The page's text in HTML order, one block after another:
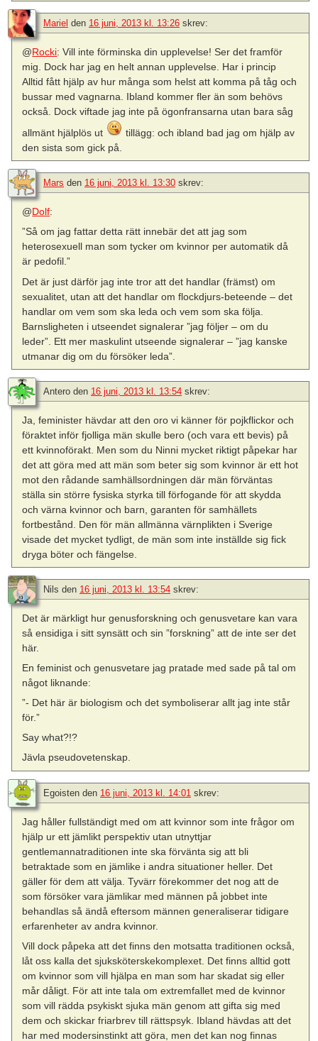
Mariel den 16 juni, 2013 kl. 13:26 skrev:
@Rocki: Vill inte förminska din upplevelse! Ser det framför
mig. Dock har jag en helt annan upplevelse. Har i princip
Alltid fått hjälp av hur många som helst att komma på tåg och
bussar med vagnarna. Ibland kommer fler än som behövs
också. Dock viftade jag inte på ögonfransarna utan bara såg
allmänt hjälplös ut
tillägg: och ibland bad jag om hjälp av
den sista som gick på.
Mars den 16 juni, 2013 kl. 13:30 skrev:
@Dolf:
”Så om jag fattar detta rätt innebär det att jag som
heterosexuell man som tycker om kvinnor per automatik då
är pedofil.”
Det är just därför jag inte tror att det handlar (främst) om
sexualitet, utan att det handlar om flockdjurs-beteende – det
handlar om vem som ska leda och vem som ska följa.
Barnsligheten i utseendet signalerar ”jag följer – om du
leder”. Ett mer maskulint utseende signalerar – ”jag kanske
utmanar dig om du försöker leda”.
Antero den 16 juni, 2013 kl. 13:54 skrev:
Ja, feminister hävdar att den oro vi känner för pojkflickor och
föraktet inför fjolliga män skulle bero (och vara ett bevis) på
ett kvinnoförakt. Men som du Ninni mycket riktigt påpekar har
det att göra med att män som beter sig som kvinnor är ett hot
mot den rådande samhällsordningen där män förväntas
ställa sin större fysiska styrka till förfogande för att skydda
och värna kvinnor och barn, garanten för samhällets
fortbestånd. Den för män allmänna värnplikten i Sverige
visade det mycket tydligt, de män som inte inställde sig fick
dryga böter och fängelse.
Nils den 16 juni, 2013 kl. 13:54 skrev:
Det är märkligt hur genusforskning och genusvetare kan vara
så ensidiga i sitt synsätt och sin ”forskning” att de inte ser det
här.
En feminist och genusvetare jag pratade med sade på tal om
något liknande:
”- Det här är biologism och det symboliserar allt jag inte står
för.”
Say what?!?
Jävla pseudovetenskap.
Egoisten den 16 juni, 2013 kl. 14:01 skrev:
Jag håller fullständigt med om att kvinnor som inte frågor om
hjälp ur ett jämlikt perspektiv utan utnyttjar
gentlemannatraditionen inte ska förvänta sig att bli
betraktade som en jämlike i andra situationer heller. Det
gäller för dem att välja. Tyvärr förekommer det nog att de
som försöker vara jämlikar med männen på jobbet inte
behandlas så ändå eftersom männen generaliserar tidigare
erfarenheter av andra kvinnor.
Vill dock påpeka att det finns den motsatta traditionen också,
låt oss kalla det sjuksköterskekomplexet. Det finns alltid gott
om kvinnor som vill hjälpa en man som har skadat sig eller
mår dåligt. För att inte tala om extremfallet med de kvinnor
som vill rädda psykiskt sjuka män genom att gifta sig med
dem och skickar friarbrev till rättspsyk. Ibland hävdas att det
har med modersinstinkt att göra, men det kan nog finnas